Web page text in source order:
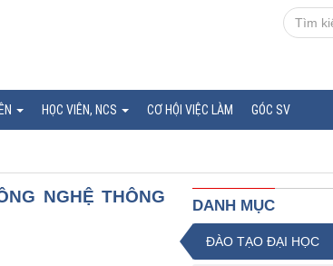
HỌC VIÊN, NCS CƠ HỘI VIỆC LÀM GÓC SV
NGHỆ THÔNG
DANH MỤC
ĐÀO TẠO ĐẠI HỌC